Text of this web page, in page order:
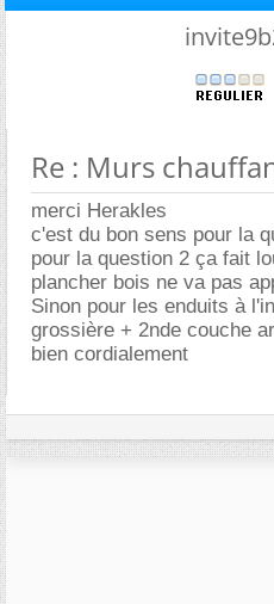
Re : Murs
merci Herakles
c'est du bon sens pour la
pour la question 2 ça fait
plancher bois ne va pas
Sinon pour les enduits à
grossière + 2nde couche
bien cordialement